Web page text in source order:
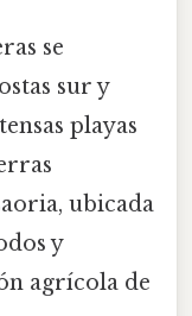
se
sur y
playas
ubicada
y
agrícola de